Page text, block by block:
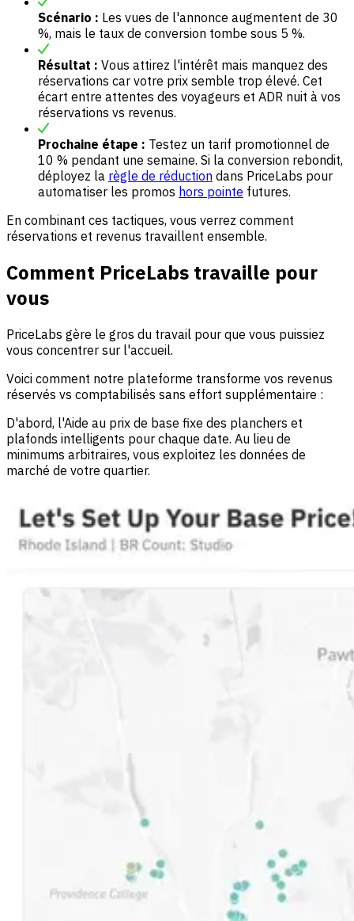
Scénario : Les vues de l'annonce augmentent de 30
%, mais le taux de conversion tombe sous 5 %.
Résultat : Vous attirez l'intérêt mais manquez des
réservations car votre prix semble trop élevé. Cet
écart entre attentes des voyageurs et ADR nuit à vos
réservations vs revenus.
Prochaine étape : Testez un tarif promotionnel de
10 % pendant une semaine. Si la conversion rebondit,
déployez la règle de réduction dans PriceLabs pour
automatiser les promos hors pointe futures.
En combinant ces tactiques, vous verrez comment
réservations et revenus travaillent ensemble.
Comment PriceLabs travaille pour
vous
PriceLabs gère le gros du travail pour que vous puissiez
vous concentrer sur l'accueil.
Voici comment notre plateforme transforme vos revenus
réservés vs comptabilisés sans effort supplémentaire :
D'abord, l'Aide au prix de base fixe des planchers et
plafonds intelligents pour chaque date. Au lieu de
minimums arbitraires, vous exploitez les données de
marché de votre quartier.